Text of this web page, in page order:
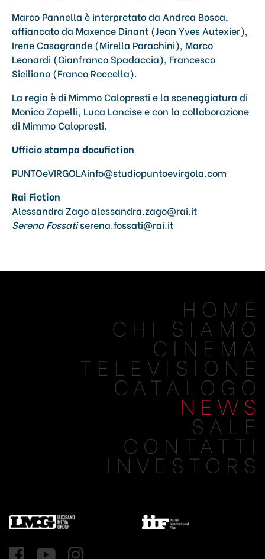
Marco Pannella è interpretato da Andrea Bosca,
affiancato da Maxence Dinant (Jean Yves Autexier),
Irene Casagrande (Mirella Parachini), Marco
Leonardi (Gianfranco Spadaccia), Francesco
Siciliano (Franco Roccella).
La regia è di Mimmo Calopresti e la sceneggiatura di
Monica Zapelli, Luca Lancise e con la collaborazione
di Mimmo Calopresti.
Ufficio stampa docufiction
PUNTOeVIRGOLAinfo@studiopuntoevirgola.com
Rai Fiction
Alessandra Zagoalessandra.zago@rai.it
Serena Fossatiserena.fossati@rai.it
HOME
CHI SIAMO
CINEMA
TELEVISIONE
CATALOGO
NEWS
SALE
CONTATTI
INVESTORS